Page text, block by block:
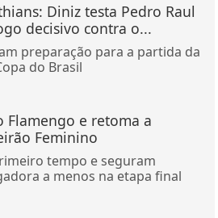
Diniz testa Pedro Raul
decisivo contra o...
preparação para a partida da
do Brasil
Flamengo e retoma a
Feminino
tempo e seguram
a menos na etapa final